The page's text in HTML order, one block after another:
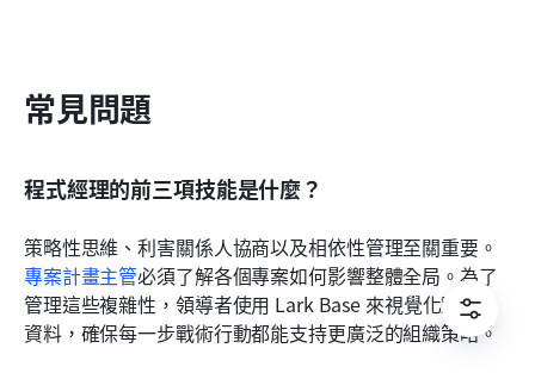
常見問題
程式經理的前三項技能是什麼？
策略性思維、利害關係人協商以及相依性管理至關重要。
專案計畫主管必須了解各個專案如何影響整體全局。為了
管理這些複雜性，領導者使用 Lark Base 來視覺化跨專案
資料，確保每一步戰術行動都能支持更廣泛的組織策略。